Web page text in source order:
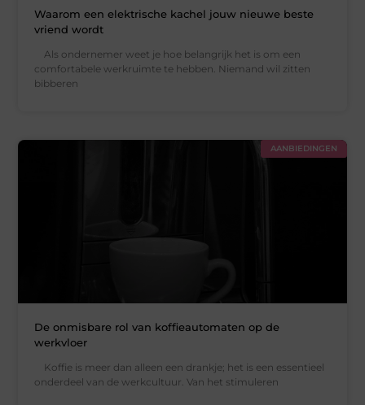
Waarom een elektrische kachel jouw nieuwe beste
vriend wordt
Als ondernemer weet je hoe belangrijk het is om een
comfortabele werkruimte te hebben. Niemand wil zitten
bibberen
AANBIEDINGEN
De onmisbare rol van koffieautomaten op de
werkvloer
Koffie is meer dan alleen een drankje; het is een essentieel
onderdeel van de werkcultuur. Van het stimuleren